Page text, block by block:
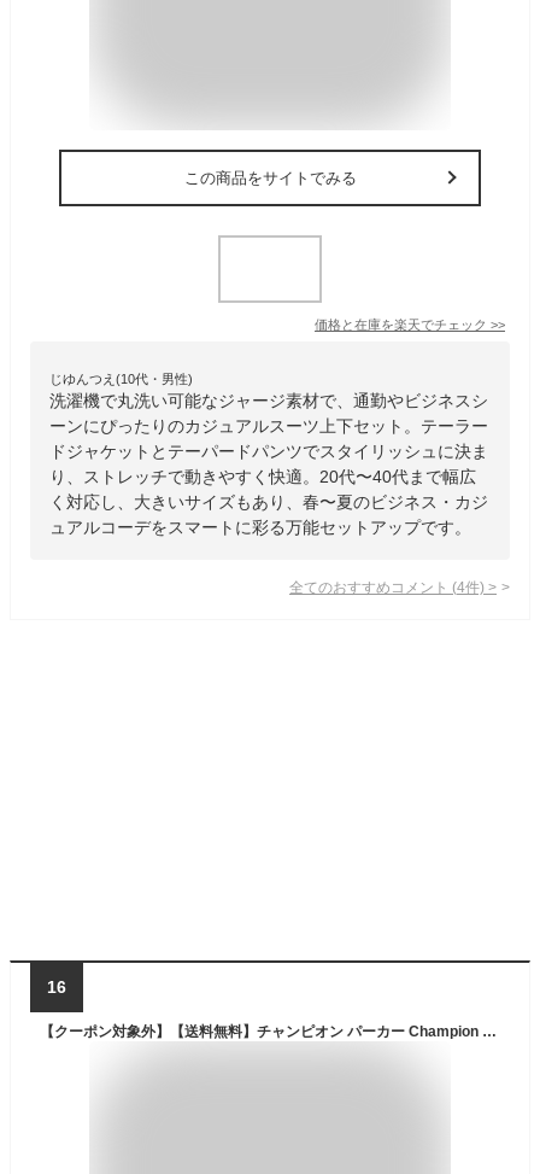
この商品をサイトでみる
価格と在庫を楽天でチェック >>
じゆんつえ(10代・男性)
洗濯機で丸洗い可能なジャージ素材で、通勤やビジネスシ
ーンにぴったりのカジュアルスーツ上下セット。テーラー
ドジャケットとテーパードパンツでスタイリッシュに決ま
り、ストレッチで動きやすく快適。20代〜40代まで幅広
く対応し、大きいサイズもあり、春〜夏のビジネス・カジ
ュアルコーデをスマートに彩る万能セットアップです。
全てのおすすめコメント (4件) >
16
【クーポン対象外】【送料無料】チャンピオン パーカー Champion スウェット プルオーバーパーカー フーディ メンズ レディース スウェット トレーナー ブランド フーディ ストレッチ ペアコーデ レディース 無地 大きいサイズ ゆったり 春 春服 秋冬